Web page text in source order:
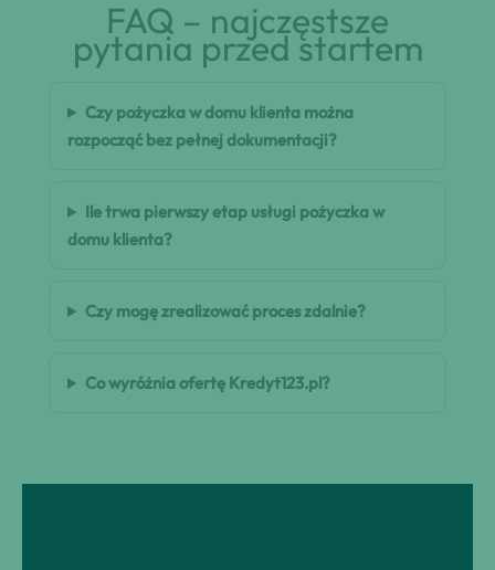
FAQ – najczęstsze
pytania przed startem
Czy pożyczka w domu klienta można
rozpocząć bez pełnej dokumentacji?
Ile trwa pierwszy etap usługi pożyczka w
domu klienta?
Czy mogę zrealizować proces zdalnie?
Co wyróżnia ofertę Kredyt123.pl?